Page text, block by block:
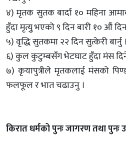
४) मृतक सुतक बार्दा १० महिना
हुँदा मृत्युु भएको ९ दिन बारी १० औं
५) वृद्धि सुतकमा २२ दिन सुत्केरी बार्नु ।
६) कुल कुटुम्बसँग भेटघाट हुँदा मंस
७) कृयापुत्रीले मृतकलाई मंसको
फलफूल र भात चढाउनु ।
किरात धर्मको पुनः जागरण तथा पुनः